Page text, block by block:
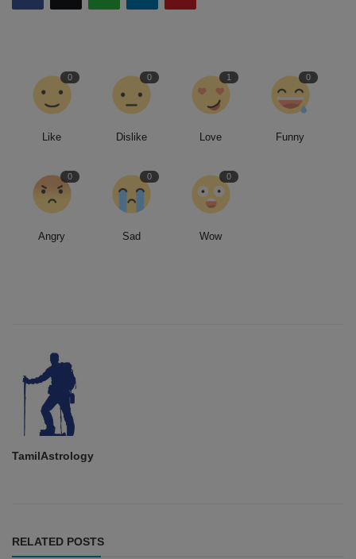
0
Like
0
Dislike
1
Love
0
Funny
0
Angry
0
Sad
0
Wow
TamilAstrology
RELATED POSTS